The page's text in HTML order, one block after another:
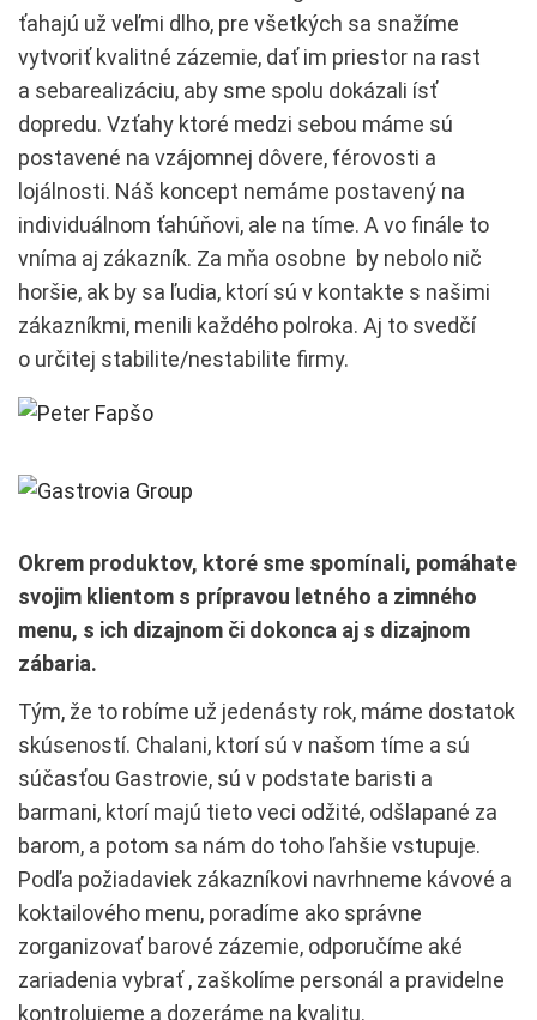
ťahajú už veľmi dlho, pre všetkých sa snažíme
vytvoriť kvalitné zázemie, dať im priestor na rast
a sebarealizáciu, aby sme spolu dokázali ísť
dopredu. Vzťahy ktoré medzi sebou máme sú
postavené na vzájomnej dôvere, férovosti a
lojálnosti. Náš koncept nemáme postavený na
individuálnom ťahúňovi, ale na tíme. A vo finále to
vníma aj zákazník. Za mňa osobne by nebolo nič
horšie, ak by sa ľudia, ktorí sú v kontakte s našimi
zákazníkmi, menili každého polroka. Aj to svedčí
o určitej stabilite/nestabilite firmy.
Okrem produktov, ktoré sme spomínali, pomáhate
svojim klientom s prípravou letného a zimného
menu, s ich dizajnom či dokonca aj s dizajnom
zábaria.
Tým, že to robíme už jedenásty rok, máme dostatok
skúseností. Chalani, ktorí sú v našom tíme a sú
súčasťou Gastrovie, sú v podstate baristi a
barmani, ktorí majú tieto veci odžité, odšlapané za
barom, a potom sa nám do toho ľahšie vstupuje.
Podľa požiadaviek zákazníkovi navrhneme kávové a
koktailového menu, poradíme ako správne
zorganizovať barové zázemie, odporučíme aké
zariadenia vybrať , zaškolíme personál a pravidelne
kontrolujeme a dozeráme na kvalitu.